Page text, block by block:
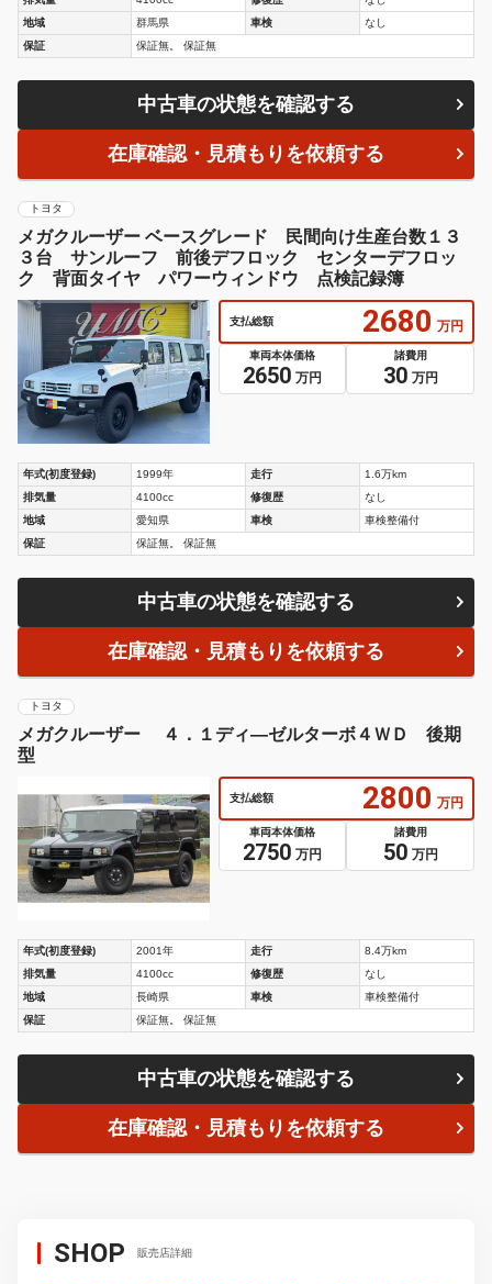
地域
群馬県 車検
なし
保証
保証無。 保証無
中古車の状態を確認する
在庫確認・見積もりを依頼する
トヨタ
メガクルーザー ベースグレード 民間向け生産台数１３
３台 サンルーフ 前後デフロック センターデフロッ
ク 背面タイヤ パワーウィンドウ 点検記録簿
支払総額 2680 万円
車両本体価格
2650 万円
諸費用
30 万円
年式(初度登録) 1999年 走行
1.6万km
排気量
4100cc 修復歴
なし
地域
愛知県 車検
車検整備付
保証
保証無。 保証無
中古車の状態を確認する
在庫確認・見積もりを依頼する
トヨタ
メガクルーザー ４．１ディ―ゼルターボ４ＷＤ 後期
型
支払総額 2800 万円
車両本体価格
2750 万円
諸費用
50 万円
年式(初度登録) 2001年 走行
8.4万km
排気量
4100cc 修復歴
なし
地域
長崎県 車検
車検整備付
保証
保証無。 保証無
中古車の状態を確認する
在庫確認・見積もりを依頼する
SHOP 販売店詳細